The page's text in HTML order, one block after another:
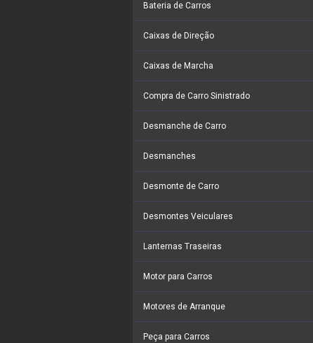
Bateria de Carros
Caixas de Direção
Caixas de Marcha
Compra de Carro Sinistrado
Desmanche de Carro
Desmanches
Desmonte de Carro
Desmontes Veiculares
Lanternas Traseiras
Motor para Carros
Motores de Arranque
Peça para Carros